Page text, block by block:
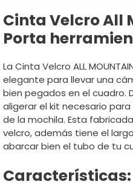
Cinta Velcro All
Porta
La Cinta Velcro ALL
elegante para llevar una
bien pegados en el cuadro.
aligerar el kit necesario
de la mochila. Esta
velcro, además tiene el
abarcar bien el tubo de tu
Características: